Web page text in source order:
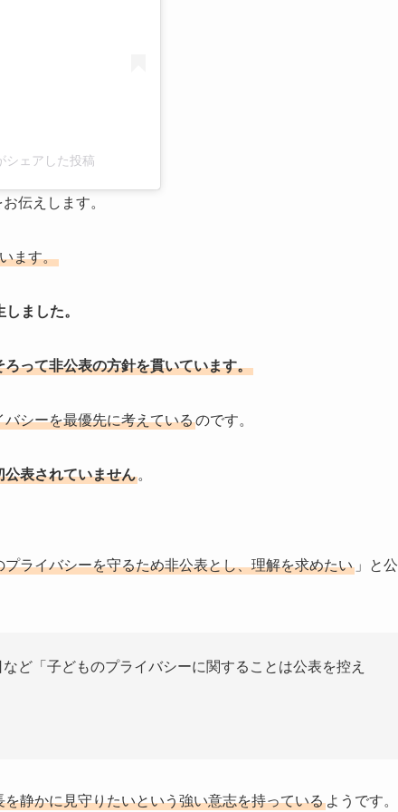
シェアした投稿
伝えします。
ます。
ました。
って非公表の方針を貫いています。
バシーを最優先に考えているのです。
公表されていません 。
プライバシーを守るため非公表とし、理解を求めたい 」と公
ど「子どものプライバシーに関することは公表を控え
静かに見守りたいという強い意志を持っている ようです。